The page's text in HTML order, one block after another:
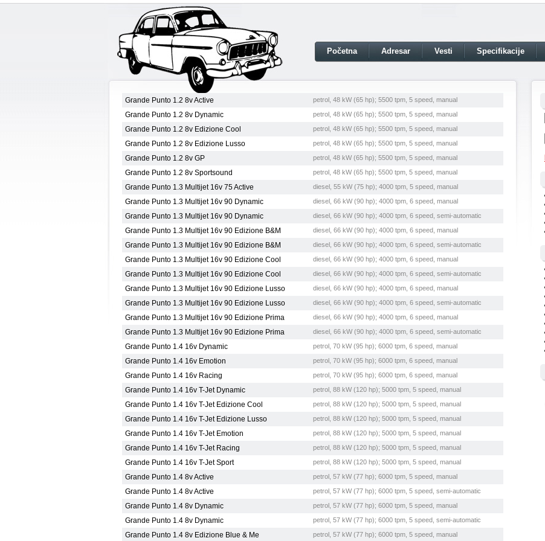
Početna Adresar Vesti Specifikacije
Grande Punto 1.2 8v Active petrol, 48 kW (65 hp); 5500 tpm, 5 speed, manual
Grande Punto 1.2 8v Dynamic petrol, 48 kW (65 hp); 5500 tpm, 5 speed, manual
Grande Punto 1.2 8v Edizione Cool petrol, 48 kW (65 hp); 5500 tpm, 5 speed, manual
Grande Punto 1.2 8v Edizione Lusso petrol, 48 kW (65 hp); 5500 tpm, 5 speed, manual
Grande Punto 1.2 8v GP petrol, 48 kW (65 hp); 5500 tpm, 5 speed, manual
Grande Punto 1.2 8v Sportsound petrol, 48 kW (65 hp); 5500 tpm, 5 speed, manual
Grande Punto 1.3 Multijet 16v 75 Active diesel, 55 kW (75 hp); 4000 tpm, 5 speed, manual
Grande Punto 1.3 Multijet 16v 90 Dynamic diesel, 66 kW (90 hp); 4000 tpm, 6 speed, manual
Grande Punto 1.3 Multijet 16v 90 Dynamic diesel, 66 kW (90 hp); 4000 tpm, 6 speed, semi-automatic
Grande Punto 1.3 Multijet 16v 90 Edizione B&M diesel, 66 kW (90 hp); 4000 tpm, 6 speed, manual
Grande Punto 1.3 Multijet 16v 90 Edizione B&M diesel, 66 kW (90 hp); 4000 tpm, 6 speed, semi-automatic
Grande Punto 1.3 Multijet 16v 90 Edizione Cool diesel, 66 kW (90 hp); 4000 tpm, 6 speed, manual
Grande Punto 1.3 Multijet 16v 90 Edizione Cool diesel, 66 kW (90 hp); 4000 tpm, 6 speed, semi-automatic
Grande Punto 1.3 Multijet 16v 90 Edizione Lusso diesel, 66 kW (90 hp); 4000 tpm, 6 speed, manual
Grande Punto 1.3 Multijet 16v 90 Edizione Lusso diesel, 66 kW (90 hp); 4000 tpm, 6 speed, semi-automatic
Grande Punto 1.3 Multijet 16v 90 Edizione Prima diesel, 66 kW (90 hp); 4000 tpm, 6 speed, manual
Grande Punto 1.3 Multijet 16v 90 Edizione Prima diesel, 66 kW (90 hp); 4000 tpm, 6 speed, semi-automatic
Grande Punto 1.4 16v Dynamic petrol, 70 kW (95 hp); 6000 tpm, 6 speed, manual
Grande Punto 1.4 16v Emotion petrol, 70 kW (95 hp); 6000 tpm, 6 speed, manual
Grande Punto 1.4 16v Racing petrol, 70 kW (95 hp); 6000 tpm, 6 speed, manual
Grande Punto 1.4 16v T-Jet Dynamic petrol, 88 kW (120 hp); 5000 tpm, 5 speed, manual
Grande Punto 1.4 16v T-Jet Edizione Cool petrol, 88 kW (120 hp); 5000 tpm, 5 speed, manual
Grande Punto 1.4 16v T-Jet Edizione Lusso petrol, 88 kW (120 hp); 5000 tpm, 5 speed, manual
Grande Punto 1.4 16v T-Jet Emotion petrol, 88 kW (120 hp); 5000 tpm, 5 speed, manual
Grande Punto 1.4 16v T-Jet Racing petrol, 88 kW (120 hp); 5000 tpm, 5 speed, manual
Grande Punto 1.4 16v T-Jet Sport petrol, 88 kW (120 hp); 5000 tpm, 5 speed, manual
Grande Punto 1.4 8v Active petrol, 57 kW (77 hp); 6000 tpm, 5 speed, manual
Grande Punto 1.4 8v Active petrol, 57 kW (77 hp); 6000 tpm, 5 speed, semi-automatic
Grande Punto 1.4 8v Dynamic petrol, 57 kW (77 hp); 6000 tpm, 5 speed, manual
Grande Punto 1.4 8v Dynamic petrol, 57 kW (77 hp); 6000 tpm, 5 speed, semi-automatic
Grande Punto 1.4 8v Edizione Blue & Me petrol, 57 kW (77 hp); 6000 tpm, 5 speed, manual